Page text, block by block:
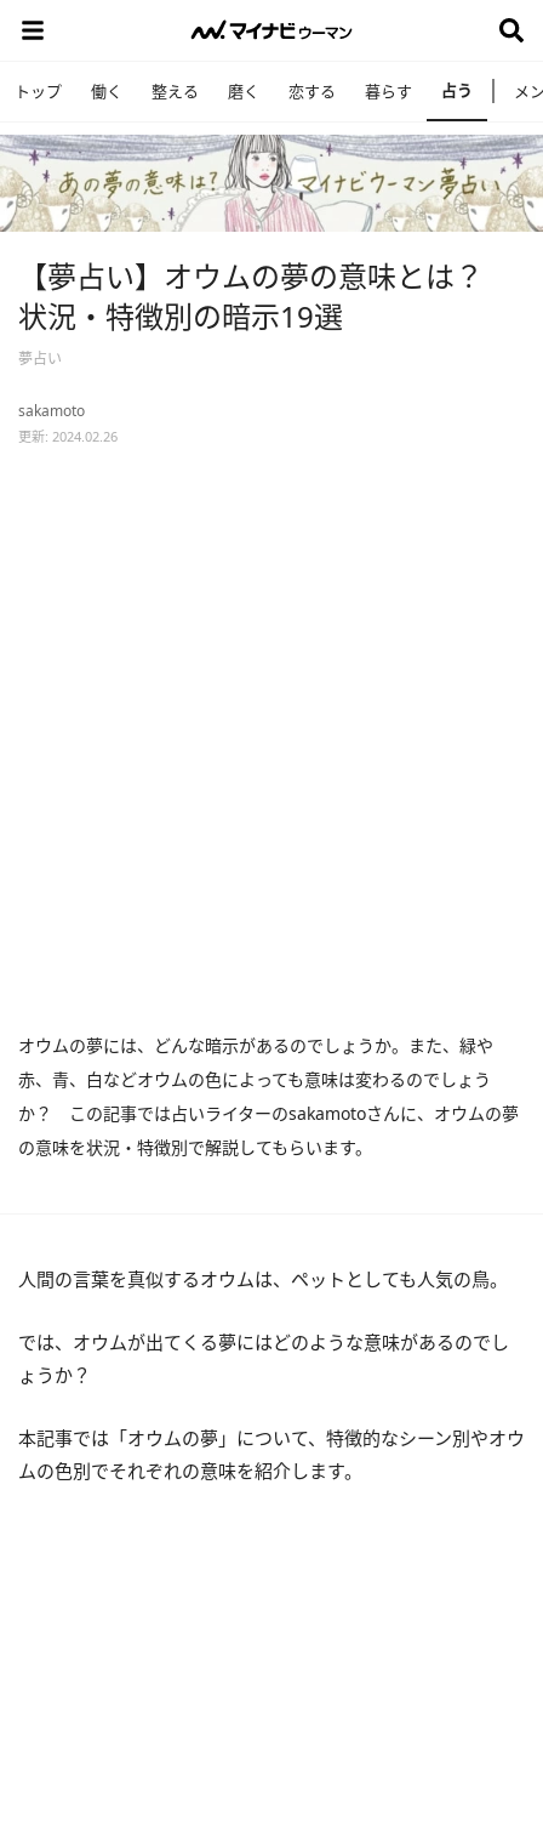
トップ 働く 整える 磨く 恋する 暮らす 占う メ
【夢占い】オウムの夢の意味とは？
状況・特徴別の暗示19選
夢占い
sakamoto
更新: 2024.02.26
オウムの夢には、どんな暗示があるのでしょうか。また、緑や
赤、青、白などオウムの色によっても意味は変わるのでしょう
か？ この記事では占いライターのsakamotoさんに、オウムの夢
の意味を状況・特徴別で解説してもらいます。
人間の言葉を真似するオウムは、ペットとしても人気の鳥。
では、オウムが出てくる夢にはどのような意味があるのでし
ょうか？
本記事では「オウムの夢」について、特徴的なシーン別やオウ
ムの色別でそれぞれの意味を紹介します。